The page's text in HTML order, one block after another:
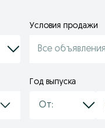
Условия продажи
Все объявления
Год выпуска